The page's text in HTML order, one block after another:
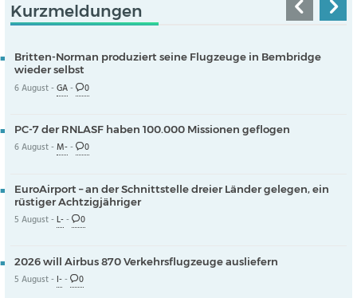
Kurzmeldungen
Britten-Norman produziert seine Flugzeuge in Bembridge
wieder selbst
6 August -GA- 0
PC-7 der RNLASF haben 100.000 Missionen geflogen
6 August -M-- 0
EuroAirport – an der Schnittstelle dreier Länder gelegen, ein
rüstiger Achtzigjähriger
5 August -L-- 0
2026 will Airbus 870 Verkehrsflugzeuge ausliefern
5 August - I-- 0